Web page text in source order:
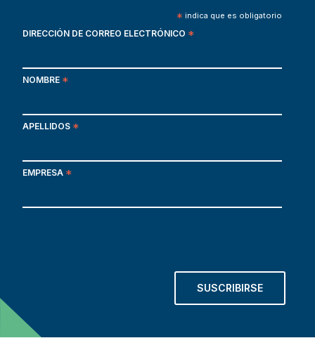
* indica que es obligatorio
DIRECCIÓN DE CORREO ELECTRÓNICO *
NOMBRE *
APELLIDOS *
EMPRESA *